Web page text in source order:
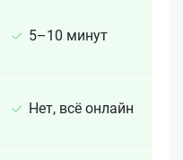
5–10 минут
Нет, всё онлайн